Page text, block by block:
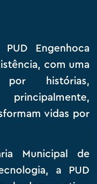
Engenhoca
com uma
por histórias,
vidas por
Municipal de
a PUD